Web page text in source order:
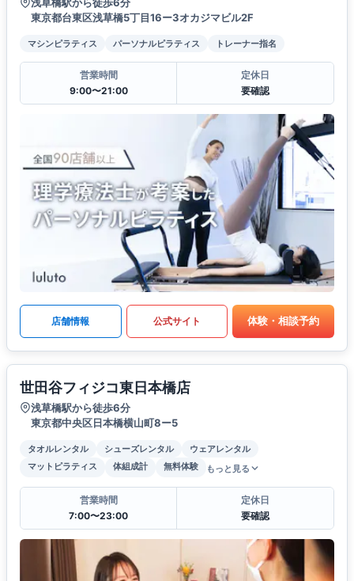
浅草橋駅から徒歩6分
東京都台東区浅草橋5丁目16ー3オカジマビル2F
マシンピラティス パーソナルピラティス トレーナー指名
営業時間
9:00〜21:00
定休日
要確認
店舗情報 公式サイト 体験・相談予約
世田谷フィジコ東日本橋店
浅草橋駅から徒歩6分
東京都中央区日本橋横山町8ー5
タオルレンタル シューズレンタル
ウェアレンタル
マットピラティス
体組成計 無料体験 もっと見る
営業時間
7:00〜23:00
定休日
要確認